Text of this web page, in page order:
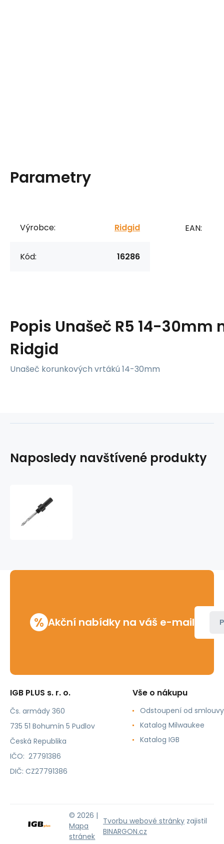
Parametry
Výrobce: Ridgid
Kód: 16286
EAN:
Popis Unašeč R5 14-30mm
Ridgid
Unašeč korunkových vrtákú 14-30mm
Naposledy navštívené produkty
% Akční nabídky na váš e-mail
IGB PLUS s. r. o.
Čs. armády 360
735 51 Bohumín 5 Pudlov
Česká Republika
IČO: 27791386
DIČ: CZ27791386
Vše o nákupu
Odstoupení od smlouvy
Katalog Milwaukee
Katalog IGB
© 2026 |
Mapa
stránek
Tvorbu webové stránky zajistil
BINARGON.cz